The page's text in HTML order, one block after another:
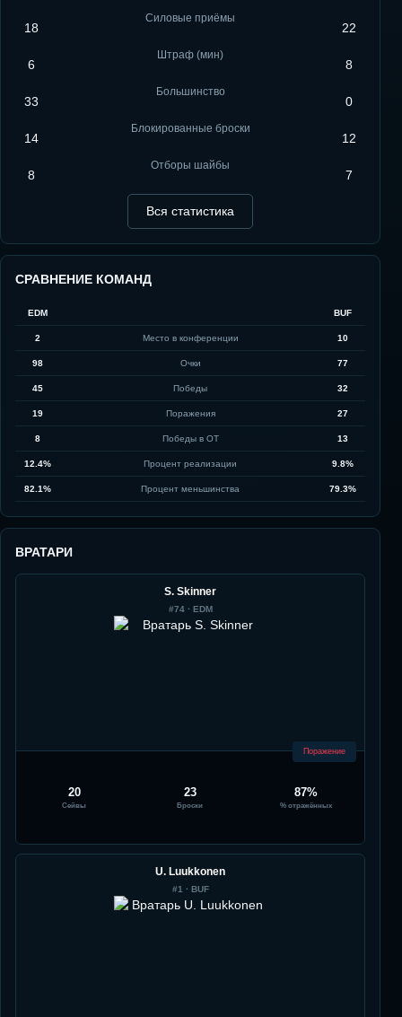
18
Силовые приёмы
22
6
Штраф (мин)
8
33
Большинство
0
14
Блокированные броски
12
8
Отборы шайбы
7
Вся статистика
СРАВНЕНИЕ КОМАНД
EDM BUF
2 Место в конференции 10
98 Очки 77
45 Победы 32
19 Поражения 27
8 Победы в ОТ 13
12.4% Процент реализации 9.8%
82.1% Процент меньшинства 79.3%
ВРАТАРИ
S. Skinner
#74· EDM
Поражение
20
Сейвы
23
Броски
87%
% отражённых
U. Luukkonen
#1· BUF